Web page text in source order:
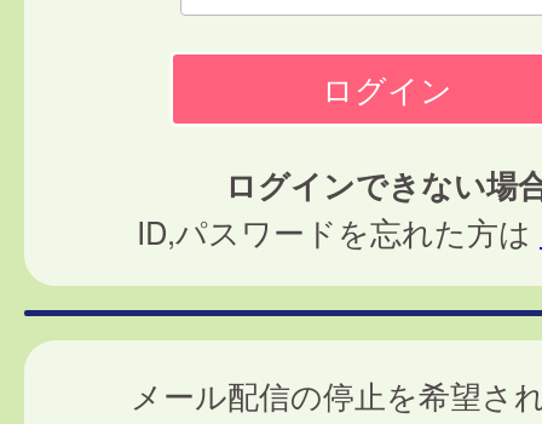
ログインできない場
ID,パスワードを忘れた方は
メール配信の停止を希望さ